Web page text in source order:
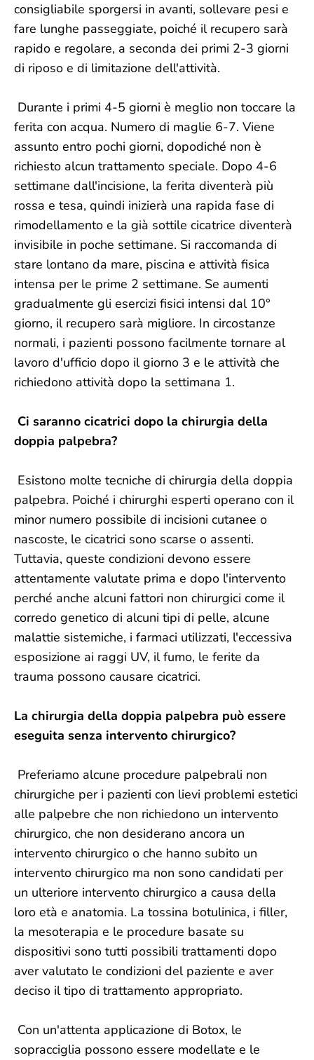
consigliabile sporgersi in avanti, sollevare pesi e
fare lunghe passeggiate, poiché il recupero sarà
rapido e regolare, a seconda dei primi 2-3 giorni
di riposo e di limitazione dell'attività.
Durante i primi 4-5 giorni è meglio non toccare la
ferita con acqua. Numero di maglie 6-7. Viene
assunto entro pochi giorni, dopodiché non è
richiesto alcun trattamento speciale. Dopo 4-6
settimane dall'incisione, la ferita diventerà più
rossa e tesa, quindi inizierà una rapida fase di
rimodellamento e la già sottile cicatrice diventerà
invisibile in poche settimane. Si raccomanda di
stare lontano da mare, piscina e attività fisica
intensa per le prime 2 settimane. Se aumenti
gradualmente gli esercizi fisici intensi dal 10°
giorno, il recupero sarà migliore. In circostanze
normali, i pazienti possono facilmente tornare al
lavoro d'ufficio dopo il giorno 3 e le attività che
richiedono attività dopo la settimana 1.
Ci saranno cicatrici dopo la chirurgia della
doppia palpebra?
Esistono molte tecniche di chirurgia della doppia
palpebra. Poiché i chirurghi esperti operano con il
minor numero possibile di incisioni cutanee o
nascoste, le cicatrici sono scarse o assenti.
Tuttavia, queste condizioni devono essere
attentamente valutate prima e dopo l'intervento
perché anche alcuni fattori non chirurgici come il
corredo genetico di alcuni tipi di pelle, alcune
malattie sistemiche, i farmaci utilizzati, l'eccessiva
esposizione ai raggi UV, il fumo, le ferite da
trauma possono causare cicatrici.
La chirurgia della doppia palpebra può essere
eseguita senza intervento chirurgico?
Preferiamo alcune procedure palpebrali non
chirurgiche per i pazienti con lievi problemi estetici
alle palpebre che non richiedono un intervento
chirurgico, che non desiderano ancora un
intervento chirurgico o che hanno subito un
intervento chirurgico ma non sono candidati per
un ulteriore intervento chirurgico a causa della
loro età e anatomia. La tossina botulinica, i filler,
la mesoterapia e le procedure basate su
dispositivi sono tutti possibili trattamenti dopo
aver valutato le condizioni del paziente e aver
deciso il tipo di trattamento appropriato.
Con un'attenta applicazione di Botox, le
sopracciglia possono essere modellate e le